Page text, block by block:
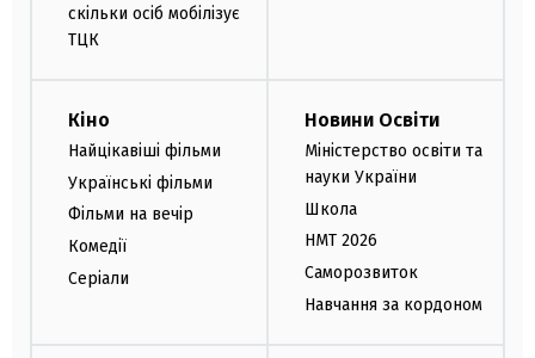
скільки осіб мобілізує
ТЦК
Кіно
Найцікавіші фільми
Українські фільми
Фільми на вечір
Комедії
Серіали
Новини Освіти
Міністерство освіти та
науки України
Школа
НМТ 2026
Саморозвиток
Навчання за кордоном